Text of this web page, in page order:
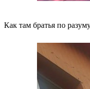
Как там братья по